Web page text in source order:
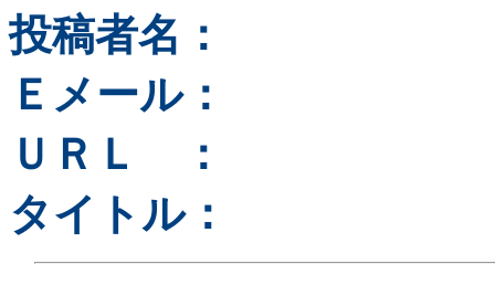
投稿者名：
Ｅメール：
ＵＲＬ ：
タイトル：